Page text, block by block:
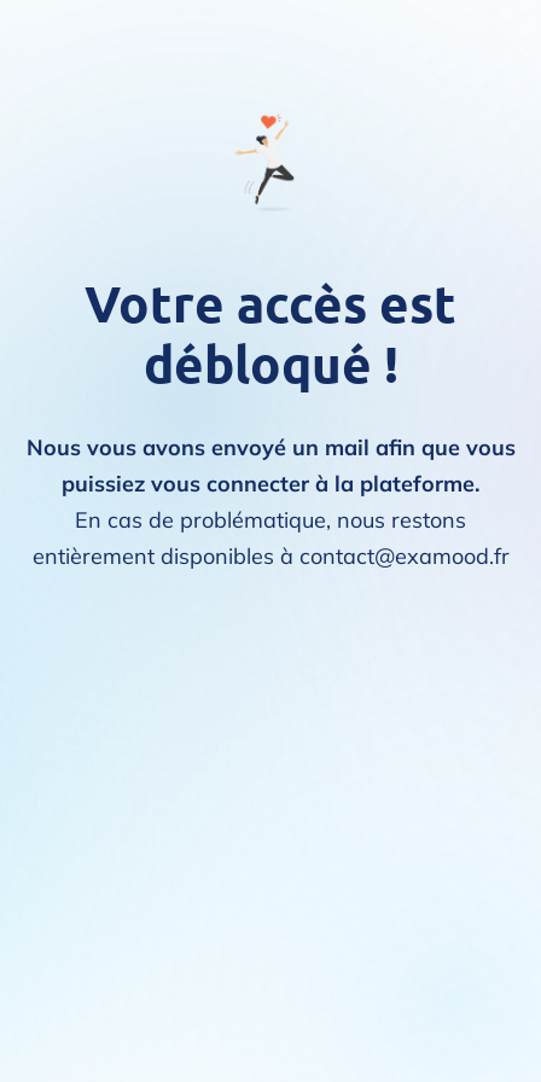
Votre accès est
débloqué !
Nous vous avons envoyé un mail afin que vous
puissiez vous connecter à la plateforme.
En cas de problématique, nous restons
entièrement disponibles à contact@examood.fr